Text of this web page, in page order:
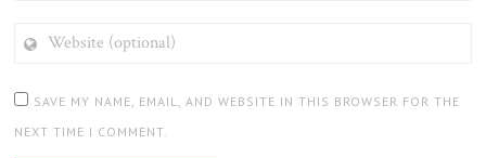
(OPTIONAL)
SAVE MY NAME, EMAIL, AND WEBSITE IN THIS BROWSER FOR THE
NEXT TIME I COMMENT.